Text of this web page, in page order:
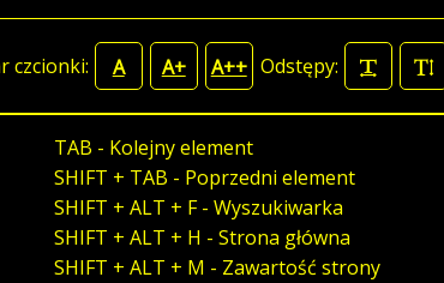
czcionki: A A+ A++ Odstępy:
TAB - Kolejny element
SHIFT + TAB - Poprzedni element
SHIFT + ALT + F - Wyszukiwarka
SHIFT + ALT + H - Strona główna
SHIFT + ALT + M - Zawartość strony